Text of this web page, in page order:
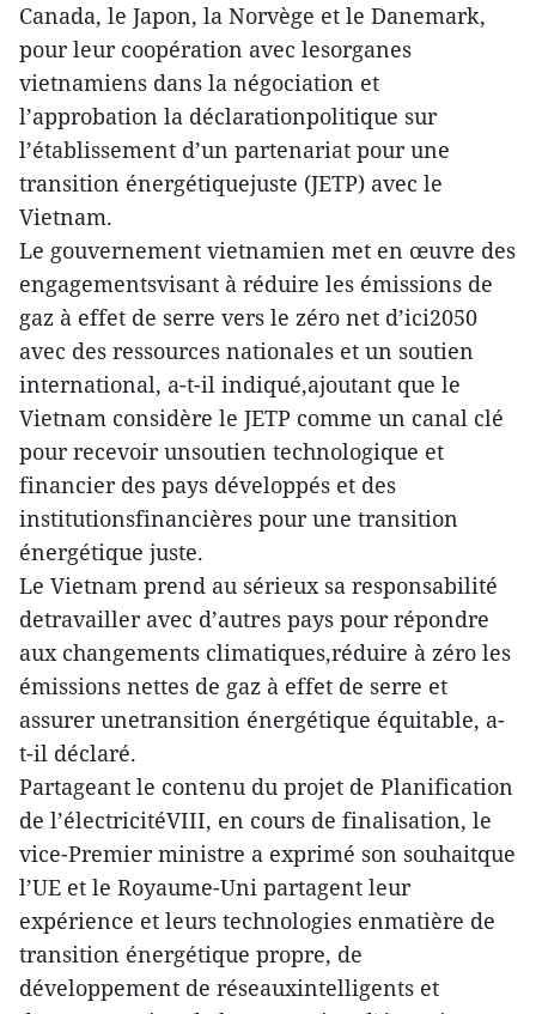
Canada, le Japon, la Norvège et le Danemark,
pour leur coopération avec lesorganes
vietnamiens dans la négociation et
l’approbation la déclarationpolitique sur
l’établissement d’un partenariat pour une
transition énergétiquejuste (JETP) avec le
Vietnam.
Le gouvernement vietnamien met en œuvre des
engagementsvisant à réduire les émissions de
gaz à effet de serre vers le zéro net d’ici2050
avec des ressources nationales et un soutien
international, a-t-il indiqué,ajoutant que le
Vietnam considère le JETP comme un canal clé
pour recevoir unsoutien technologique et
financier des pays développés et des
institutionsfinancières pour une transition
énergétique juste.
Le Vietnam prend au sérieux sa responsabilité
detravailler avec d’autres pays pour répondre
aux changements climatiques,réduire à zéro les
émissions nettes de gaz à effet de serre et
assurer unetransition énergétique équitable, a-
t-il déclaré.
Partageant le contenu du projet de Planification
de l’électricitéVIII, en cours de finalisation, le
vice-Premier ministre a exprimé son souhaitque
l’UE et le Royaume-Uni partagent leur
expérience et leurs technologies enmatière de
transition énergétique propre, de
développement de réseauxintelligents et